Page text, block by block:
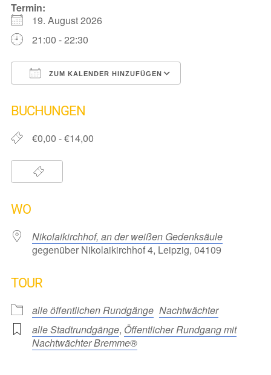
Termin:
19. August 2026
21:00 - 22:30
ZUM KALENDER HINZUFÜGEN
BUCHUNGEN
€0,00 - €14,00
WO
Nikolaikirchhof, an der weißen Gedenksäule
gegenüber Nikolaikirchhof 4, Leipzig, 04109
TOUR
alle öffentlichen Rundgänge Nachtwächter
alle Stadtrundgänge, Öffentlicher Rundgang mit
Nachtwächter Bremme®